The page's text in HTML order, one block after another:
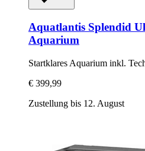
Aquatlantis Splendid
Aquarium
Startklares Aquarium inkl.
€ 399,99
Zustellung bis 12. August